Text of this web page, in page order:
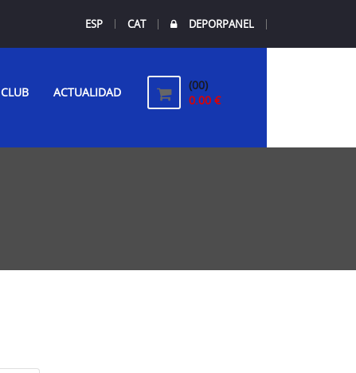
ESP CAT DEPORPANEL
CLUB ACTUALIDAD
(00)
0.00 €